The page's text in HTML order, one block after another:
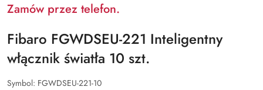
Zamów przez telefon.
Fibaro FGWDSEU-221 Inteligentny
włącznik światła 10 szt.
Symbol: FGWDSEU-221-10